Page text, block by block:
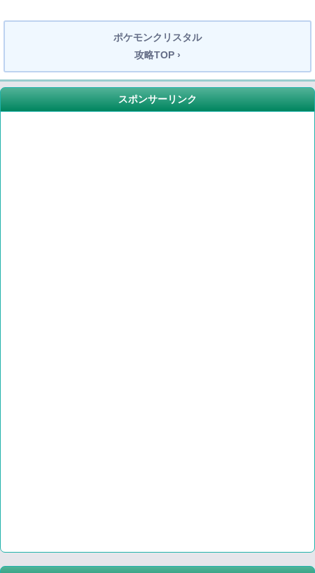
ポケモンクリスタル
攻略TOP ›
スポンサーリンク